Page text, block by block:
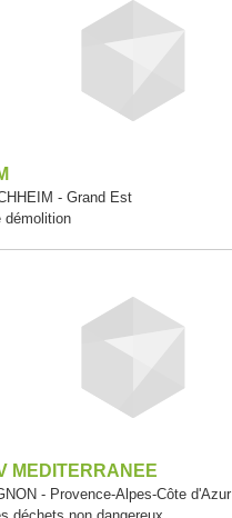
- Grand Est
démolition
MEDITERRANEE
- Provence-Alpes-Côte d'Azur